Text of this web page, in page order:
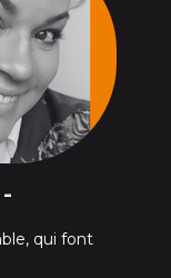
qui font